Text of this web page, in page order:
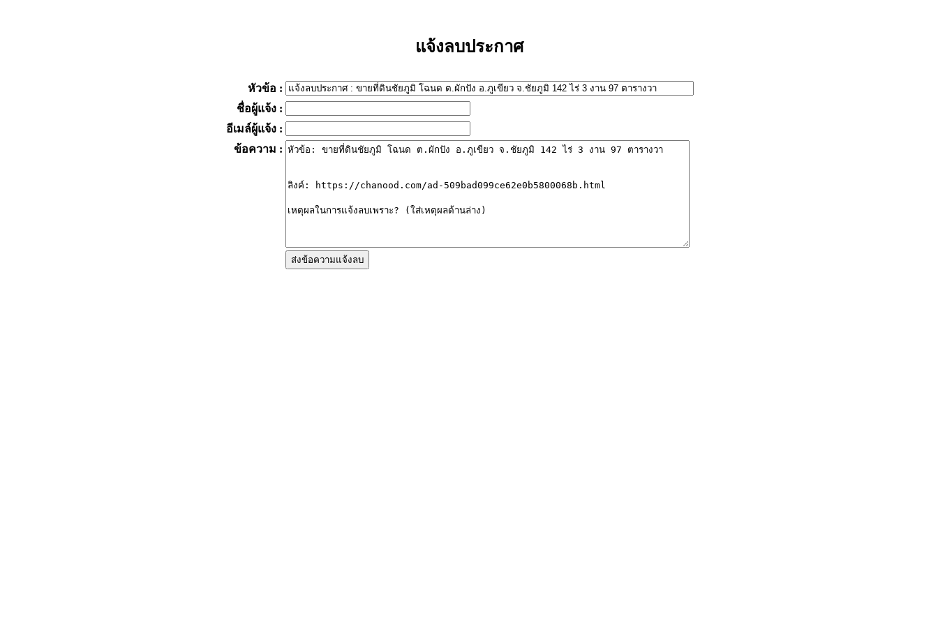
แจ้งลบประกาศ
หัวข้อ :
ชื่อผู้แจ้ง :
อีเมล์ผู้แจ้ง :
ข้อความ :